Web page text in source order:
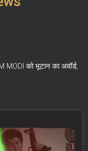
MODI को भूटान का अवॉर्ड,